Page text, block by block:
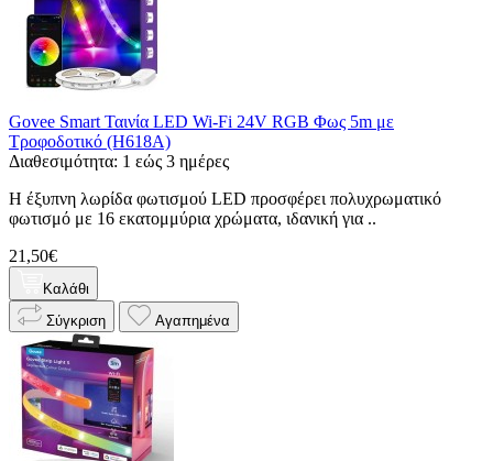
Govee Smart Ταινία LED Wi-Fi 24V RGB Φως 5m με
Τροφοδοτικό (H618A)
Διαθεσιμότητα: 1 εώς 3 ημέρες
Η έξυπνη λωρίδα φωτισμού LED προσφέρει πολυχρωματικό
φωτισμό με 16 εκατομμύρια χρώματα, ιδανική για ..
21,50€
Καλάθι
Σύγκριση
Αγαπημένα